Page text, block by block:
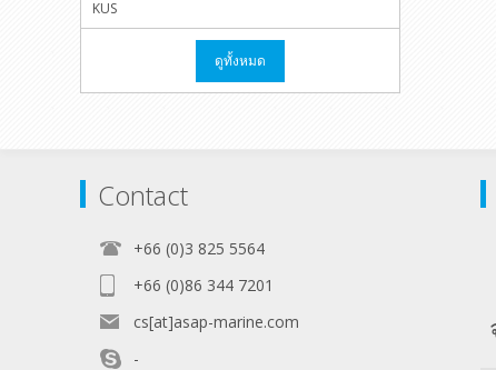
KUS
ดูทั้งหมด
Contact
+66 (0)3 825 5564
+66 (0)86 344 7201
cs[at]asap-marine.com
-